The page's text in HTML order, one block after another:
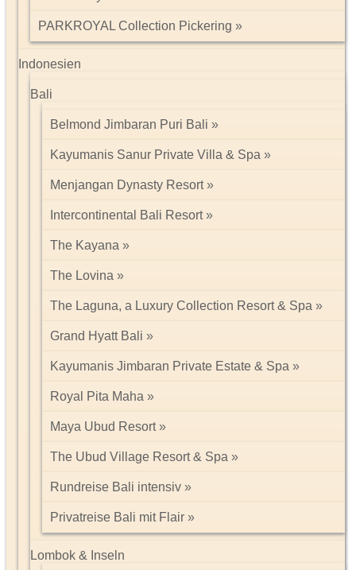
PARKROYAL Collection Pickering
Indonesien
Bali
Belmond Jimbaran Puri Bali
Kayumanis Sanur Private Villa & Spa
Menjangan Dynasty Resort
Intercontinental Bali Resort
The Kayana
The Lovina
The Laguna, a Luxury Collection Resort & Spa
Grand Hyatt Bali
Kayumanis Jimbaran Private Estate & Spa
Royal Pita Maha
Maya Ubud Resort
The Ubud Village Resort & Spa
Rundreise Bali intensiv
Privatreise Bali mit Flair
Lombok & Inseln